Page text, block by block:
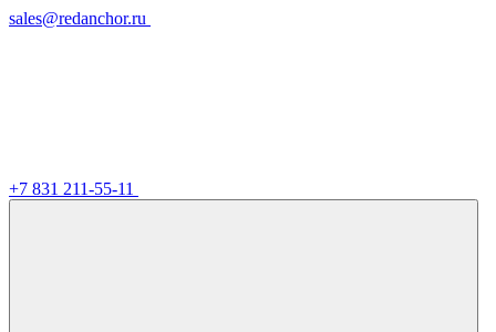
sales@redanchor.ru
+7 831 211-55-11